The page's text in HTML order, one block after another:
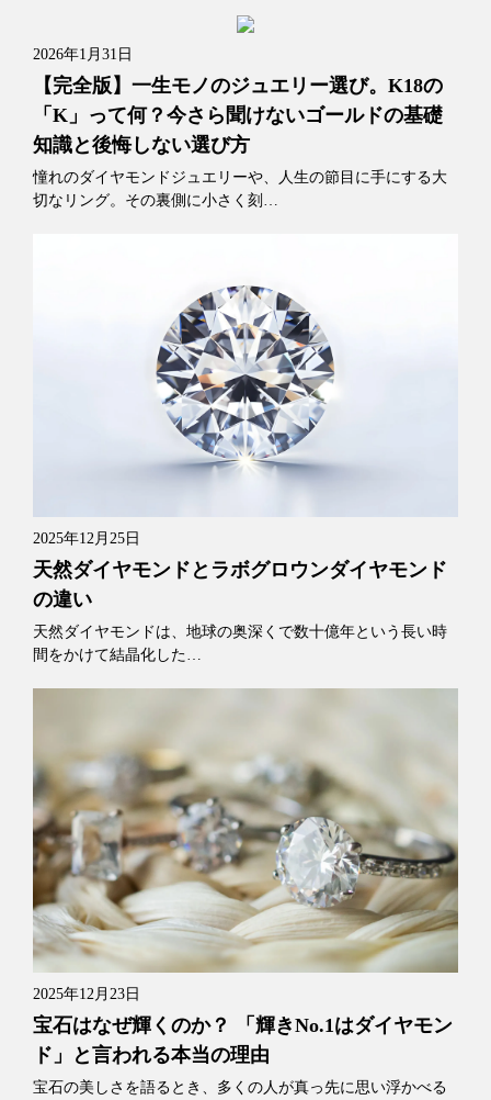
2026年1月31日
【完全版】一生モノのジュエリー選び。K18の
「K」って何？今さら聞けないゴールドの基礎
知識と後悔しない選び方
憧れのダイヤモンドジュエリーや、人生の節目に手にする大
切なリング。その裏側に小さく刻…
2025年12月25日
天然ダイヤモンドとラボグロウンダイヤモンド
の違い
天然ダイヤモンドは、地球の奥深くで数十億年という長い時
間をかけて結晶化した…
2025年12月23日
宝石はなぜ輝くのか？ 「輝きNo.1はダイヤモン
ド」と言われる本当の理由
宝石の美しさを語るとき、多くの人が真っ先に思い浮かべる